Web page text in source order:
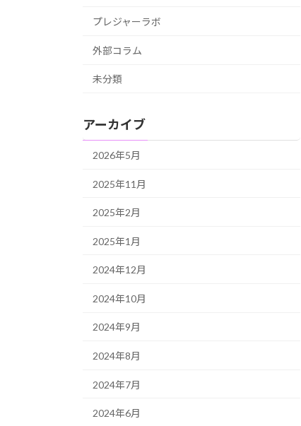
プレジャーラボ
外部コラム
未分類
アーカイブ
2026年5月
2025年11月
2025年2月
2025年1月
2024年12月
2024年10月
2024年9月
2024年8月
2024年7月
2024年6月